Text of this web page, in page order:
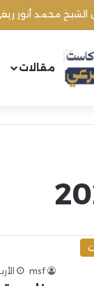
الشيخ محمد أنور
مقالات
msf الأربعاء 7 ذو